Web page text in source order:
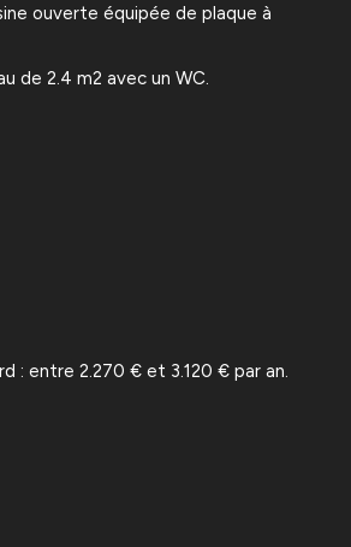
ouverte équipée de plaque à
de 2.4 m2 avec un WC.
: entre 2.270 € et 3.120 € par an.